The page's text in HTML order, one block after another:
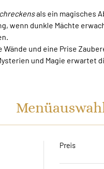
als ein magisches
wenn dunkle Mächte
und eine Prise
und Magie erwartet
Preis